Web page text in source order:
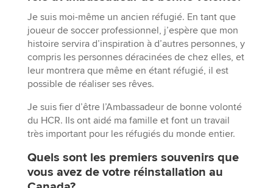
Je suis moi-même un ancien réfugié. En tant que
joueur de soccer professionnel, j’espère que mon
histoire servira d’inspiration à d’autres personnes, y
compris les personnes déracinées de chez elles, et
leur montrera que même en étant réfugié, il est
possible de réaliser ses rêves.
Je suis fier d’être l’Ambassadeur de bonne volonté
du HCR. Ils ont aidé ma famille et font un travail
très important pour les réfugiés du monde entier.
Quels sont les premiers souvenirs que
vous avez de votre réinstallation au